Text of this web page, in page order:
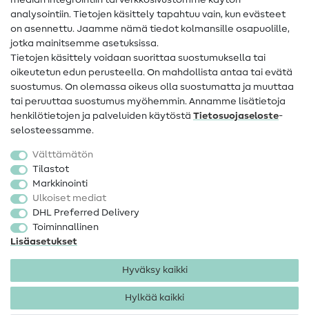
Yhteystiedot
Tietoa omistajanvaihdoksesta
FAQ
Peruutusoikeus
Suosittu
Kankaat
Ompelutarvikkeet
Ale
analysointiin. Tietojen käsittely tapahtuu vain, kun evästeet
on asennettu. Jaamme nämä tiedot kolmansille osapuolille,
jotka mainitsemme asetuksissa.
Tietojen käsittely voidaan suorittaa suostumuksella tai
oikeutetun edun perusteella. On mahdollista antaa tai evätä
suostumus. On olemassa oikeus olla suostumatta ja muuttaa
tai peruuttaa suostumus myöhemmin. Annamme lisätietoja
henkilötietojen ja palveluiden käytöstä Tietosuojaseloste-
selosteessamme.
Välttämätön
Tilastot
Markkinointi
Ulkoiset mediat
DHL Preferred Delivery
Toiminnallinen
Lisäasetukset
Hyväksy kaikki
Hylkää kaikki
Tietosuoja
Käyttöehdot